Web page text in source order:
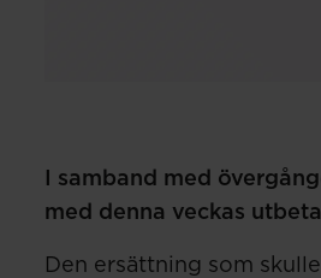
I samband med
med denna veckas
Den ersättning som